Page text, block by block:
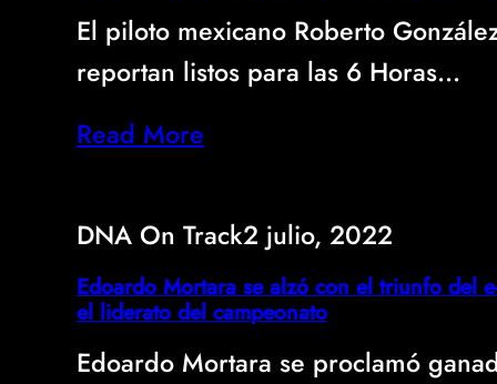
El piloto mexicano Roberto
reportan listos para las 6 Horas…
Read More
DNA On Track2 julio, 2022
Edoardo Mortara se alzó con el triunfo del
el liderato del campeonato
Edoardo Mortara se proclamó